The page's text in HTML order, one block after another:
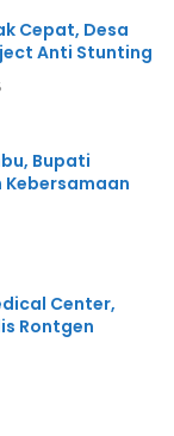
Cepat, Desa
Anti Stunting
Bupati
Kebersamaan
Center,
Rontgen